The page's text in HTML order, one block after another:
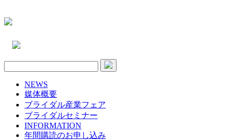
NEWS
媒体概要
ブライダル産業フェア
ブライダルセミナー
INFORMATION
年間購読のお申し込み